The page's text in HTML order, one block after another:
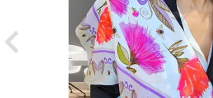
Previous